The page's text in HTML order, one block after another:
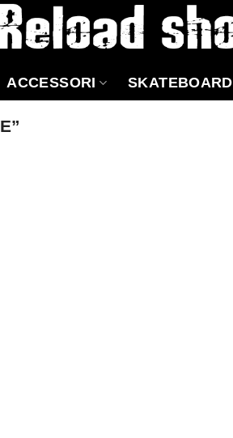
ACCESSORI SKATEBOARD